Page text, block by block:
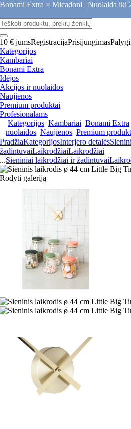
Bonami Extra × Micadoni | Nuolaida iki
10 € jumsRegistracijaPrisijungimas
Kategorijos
Kambariai
Bonami Extra
Idėjos
Akcijos ir nuolaidos
Naujienos
Premium produktai
Profesionalams
Kategorijos Kambariai Bonami Extra
nuolaidos Naujienos Premium
PradžiaKategorijosInterjero detalės
žadintuvaiLaikrodžiaiLaikrodžiai
...Sieniniai laikrodžiai ir žadintuvai
Rodyti galeriją